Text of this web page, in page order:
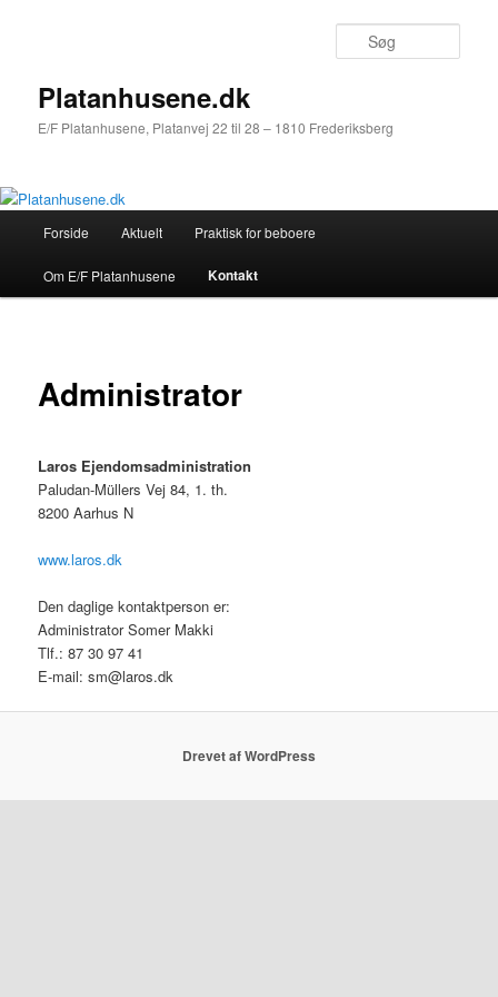
Platanhusene.dk
E/F Platanhusene, Platanvej 22 til 28 – 1810 Frederiksberg
Fortsæt
til
indhold
Forside Aktuelt Praktisk for beboere
Om E/F Platanhusene Kontakt
Administrator
Laros Ejendomsadministration
Paludan-Müllers Vej 84, 1. th.
8200 Aarhus N
www.laros.dk
Den daglige kontaktperson er:
Administrator Somer Makki
Tlf.: 87 30 97 41
E-mail: sm@laros.dk
Drevet af WordPress